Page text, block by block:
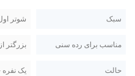
سبک شوتر
مناسب برای رده سنی بزرگتر از ۱۸ سال
حالت یک نفره